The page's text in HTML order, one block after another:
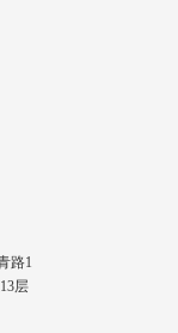
路1
层